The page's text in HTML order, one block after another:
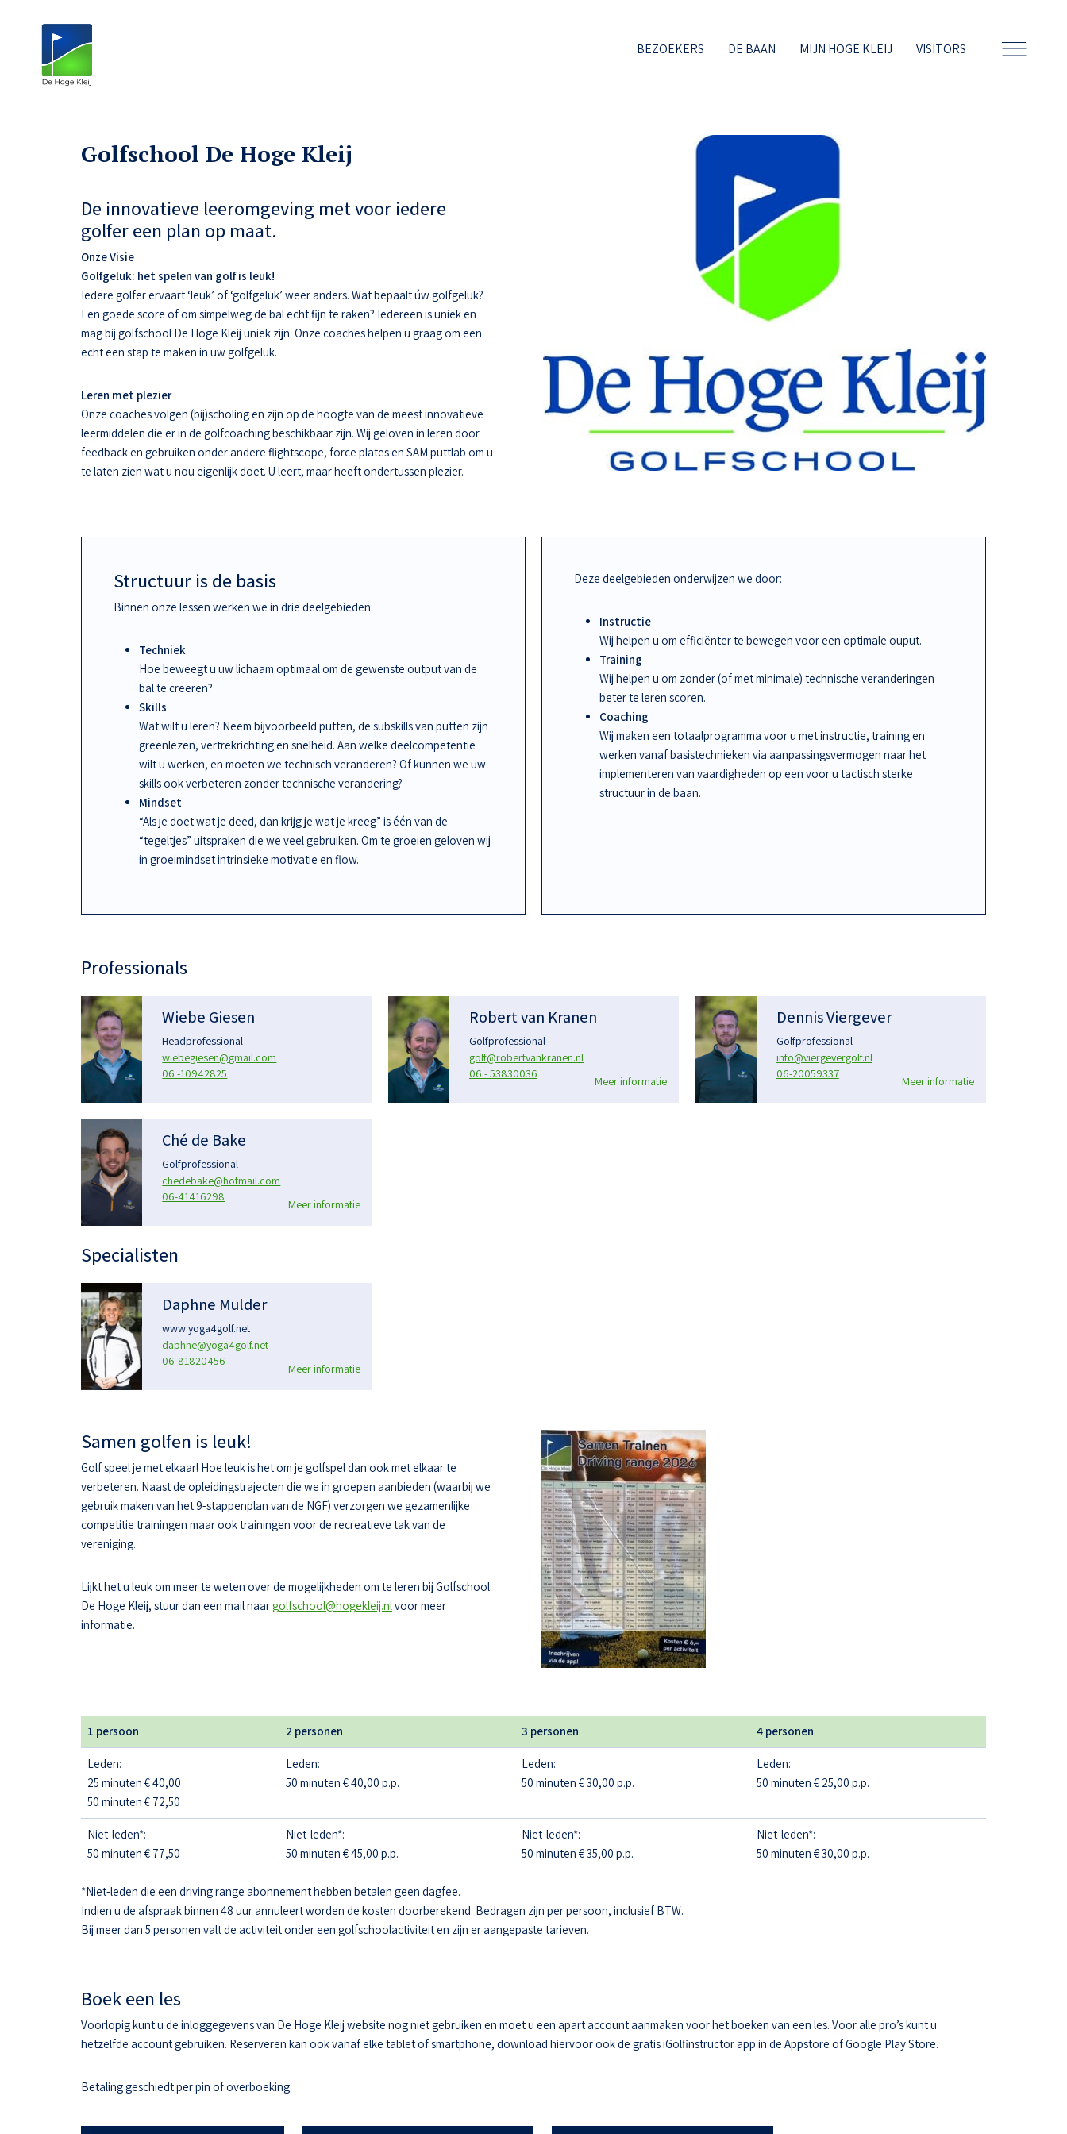
BEZOEKERS DE BAAN MIJN HOGE KLEIJ VISITORS
Golfschool De Hoge Kleij
De innovatieve leeromgeving met voor iedere
golfer een plan op maat.
Onze Visie
Golfgeluk: het spelen van golf is leuk!
Iedere golfer ervaart ‘leuk’ of ‘golfgeluk’ weer anders. Wat bepaalt úw golfgeluk?
Een goede score of om simpelweg de bal echt fijn te raken? Iedereen is uniek en
mag bij golfschool De Hoge Kleij uniek zijn. Onze coaches helpen u graag om een
echt een stap te maken in uw golfgeluk.
Leren met plezier
Onze coaches volgen (bij)scholing en zijn op de hoogte van de meest innovatieve
leermiddelen die er in de golfcoaching beschikbaar zijn. Wij geloven in leren door
feedback en gebruiken onder andere flightscope, force plates en SAM puttlab om u
te laten zien wat u nou eigenlijk doet. U leert, maar heeft ondertussen plezier.
Structuur is de basis
Binnen onze lessen werken we in drie deelgebieden:
Techniek
Hoe beweegt u uw lichaam optimaal om de gewenste output van de
bal te creëren?
Skills
Wat wilt u leren? Neem bijvoorbeeld putten, de subskills van putten zijn
greenlezen, vertrekrichting en snelheid. Aan welke deelcompetentie
wilt u werken, en moeten we technisch veranderen? Of kunnen we uw
skills ook verbeteren zonder technische verandering?
Mindset
“Als je doet wat je deed, dan krijg je wat je kreeg” is één van de
“tegeltjes” uitspraken die we veel gebruiken. Om te groeien geloven wij
in groeimindset intrinsieke motivatie en flow.
Deze deelgebieden onderwijzen we door:
Instructie
Wij helpen u om efficiënter te bewegen voor een optimale ouput.
Training
Wij helpen u om zonder (of met minimale) technische veranderingen
beter te leren scoren.
Coaching
Wij maken een totaalprogramma voor u met instructie, training en
werken vanaf basistechnieken via aanpassingsvermogen naar het
implementeren van vaardigheden op een voor u tactisch sterke
structuur in de baan.
Professionals
Wiebe Giesen
Headprofessional
wiebegiesen@gmail.com
06 -10942825
Robert van Kranen
Golfprofessional
golf@robertvankranen.nl
06 - 53830036
Meer informatie
Dennis Viergever
Golfprofessional
info@viergevergolf.nl
06-20059337
Meer informatie
Ché de Bake
Golfprofessional
chedebake@hotmail.com
06-41416298
Meer informatie
Specialisten
Daphne Mulder
www.yoga4golf.net
daphne@yoga4golf.net
06-81820456
Meer informatie
Samen golfen is leuk!
Golf speel je met elkaar! Hoe leuk is het om je golfspel dan ook met elkaar te
verbeteren. Naast de opleidingstrajecten die we in groepen aanbieden (waarbij we
gebruik maken van het 9-stappenplan van de NGF) verzorgen we gezamenlijke
competitie trainingen maar ook trainingen voor de recreatieve tak van de
vereniging.
Lijkt het u leuk om meer te weten over de mogelijkheden om te leren bij Golfschool
De Hoge Kleij, stuur dan een mail naargolfschool@hogekleij.nlvoor meer
informatie.
1 persoon 2 personen 3 personen 4 personen
Leden:
25 minuten € 40,00
50 minuten € 72,50
Leden:
50 minuten € 40,00 p.p.
Leden:
50 minuten € 30,00 p.p.
Leden:
50 minuten € 25,00 p.p.
Niet-leden*:
50 minuten € 77,50
Niet-leden*:
50 minuten € 45,00 p.p.
Niet-leden*:
50 minuten € 35,00 p.p.
Niet-leden*:
50 minuten € 30,00 p.p.
*Niet-leden die een driving range abonnement hebben betalen geen dagfee.
Indien u de afspraak binnen 48 uur annuleert worden de kosten doorberekend. Bedragen zijn per persoon, inclusief BTW.
Bij meer dan 5 personen valt de activiteit onder een golfschoolactiviteit en zijn er aangepaste tarieven.
Boek een les
Voorlopig kunt u de inloggegevens van De Hoge Kleij website nog niet gebruiken en moet u een apart account aanmaken voor het boeken van een les. Voor alle pro’s kunt u
hetzelfde account gebruiken. Reserveren kan ook vanaf elke tablet of smartphone, download hiervoor ook de gratis iGolfinstructor app in de Appstore of Google Play Store.
Betaling geschiedt per pin of overboeking.